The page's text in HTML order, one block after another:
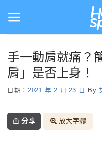
content
手一動肩就痛？
肩」是否上身！
日期： 2021 年 2 月 23 日 By
分享 放大字體